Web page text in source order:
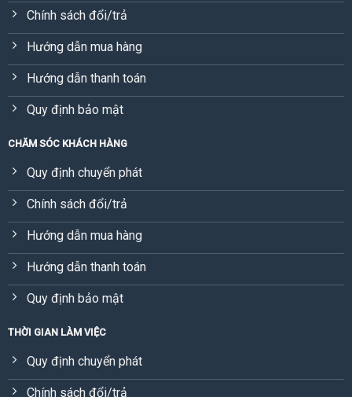
Chính sách đổi/trả
Hướng dẫn mua hàng
Hướng dẫn thanh toán
Quy định bảo mật
CHĂM SÓC KHÁCH HÀNG
Quy định chuyển phát
Chính sách đổi/trả
Hướng dẫn mua hàng
Hướng dẫn thanh toán
Quy định bảo mật
THỜI GIAN LÀM VIỆC
Quy định chuyển phát
Chính sách đổi/trả